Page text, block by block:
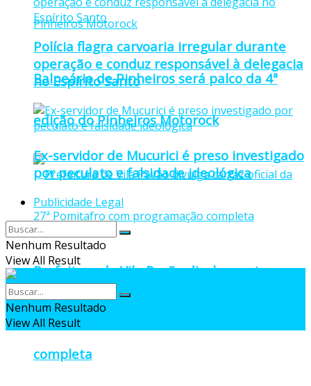
Balneário de Pinheiros será palco da 4ª
edição do Pinheiros Motorock
Prefeitura de Vila Pavão divulga cartaz
oficial da 27ª Pomitafro com programação
completa
Polícia flagra carvoaria irregular durante
operação e conduz responsável à delegacia
no Espírito Santo
Ex-servidor de Mucurici é preso investigado
por peculato e falsidade ideológica
Publicidade Legal
Nenhum Resultado
View All Result
Nenhum Resultado
View All Result